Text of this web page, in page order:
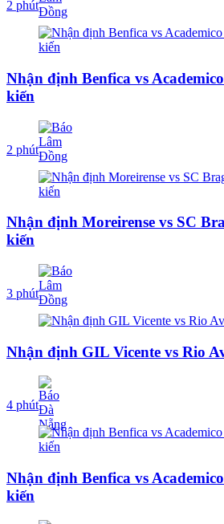
2 phút
Nhận định Benfica vs
kiến
2 phút
Nhận định Moreirense vs SC
kiến
3 phút
Nhận định GIL Vicente vs Rio
4 phút
Nhận định Benfica vs
kiến